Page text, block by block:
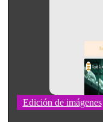
Edición de imágenes